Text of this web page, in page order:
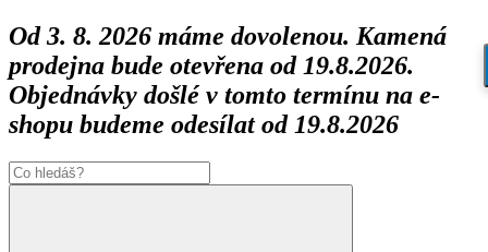
Od 3. 8. 2026 máme dovolenou. Kamená
prodejna bude otevřena od 19.8.2026.
Objednávky došlé v tomto termínu na e-
shopu budeme odesílat od 19.8.2026